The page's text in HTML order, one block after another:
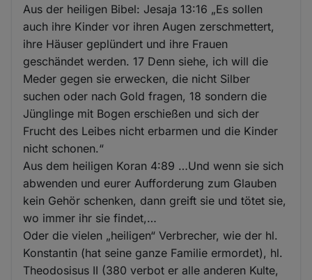
Aus der heiligen Bibel: Jesaja 13:16 „Es sollen
auch ihre Kinder vor ihren Augen zerschmettert,
ihre Häuser geplündert und ihre Frauen
geschändet werden. 17 Denn siehe, ich will die
Meder gegen sie erwecken, die nicht Silber
suchen oder nach Gold fragen, 18 sondern die
Jünglinge mit Bogen erschießen und sich der
Frucht des Leibes nicht erbarmen und die Kinder
nicht schonen.“
Aus dem heiligen Koran 4:89 …Und wenn sie sich
abwenden und eurer Aufforderung zum Glauben
kein Gehör schenken, dann greift sie und tötet sie,
wo immer ihr sie findet,…
Oder die vielen „heiligen“ Verbrecher, wie der hl.
Konstantin (hat seine ganze Familie ermordet), hl.
Theodosisus II (380 verbot er alle anderen Kulte,